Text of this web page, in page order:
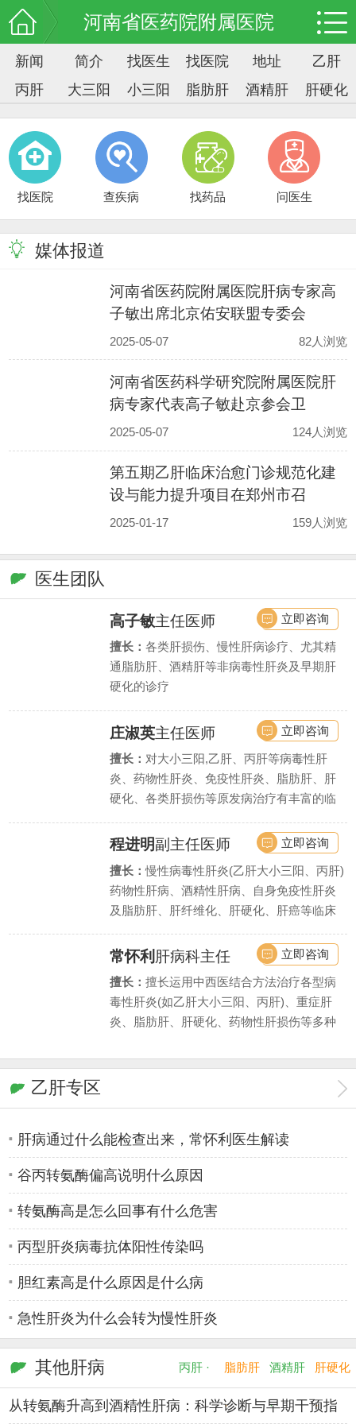
河南省医药院附属医院
新闻 简介 找医生 找医院 地址
乙肝
丙肝
大三阳 小三阳 脂肪肝 酒精肝 肝硬化
找医院 查疾病 找药品 问医生
媒体报道
河南省医药院附属医院肝病专家高
子敏出席北京佑安联盟专委会
2025-05-07 82人浏览
河南省医药科学研究院附属医院肝
病专家代表高子敏赴京参会卫
2025-05-07 124人浏览
第五期乙肝临床治愈门诊规范化建
设与能力提升项目在郑州市召
2025-01-17 159人浏览
医生团队
高子敏主任医师
擅长： 各类肝损伤、慢性肝病诊疗、尤其精
通脂肪肝、酒精肝等非病毒性肝炎及早期肝
硬化的诊疗
立即咨询
庄淑英主任医师
擅长： 对大小三阳,乙肝、丙肝等病毒性肝
炎、药物性肝炎、免疫性肝炎、脂肪肝、肝
硬化、各类肝损伤等原发病治疗有丰富的临
并发症.
立即咨询
程进明副主任医师
擅长：慢性病毒性肝炎(乙肝大小三阳、丙肝)
药物性肝病、酒精性肝病、自身免疫性肝炎
及脂肪肝、肝纤维化、肝硬化、肝癌等临床
立即咨询
常怀利 肝病科主任
擅长： 擅长运用中西医结合方法治疗各型病
毒性肝炎(如乙肝大小三阳、丙肝)、重症肝
炎、脂肪肝、肝硬化、药物性肝损伤等多种
化治疗.
立即咨询
乙肝专区
肝纤维化与肝硬化如何鉴别
脂肪肝指标有哪些?郑州哪些
肝病通过什么能检查出来，常怀利医生解读
谷丙转氨酶偏高说明什么原因
转氨酶高是怎么回事有什么危害
丙型肝炎病毒抗体阳性传染吗
胆红素高是什么原因是什么病
急性肝炎为什么会转为慢性肝炎
其他肝病 丙肝 · 脂肪肝
·
酒精肝
·
肝硬化
·
从转氨酶升高到酒精性肝病：科学诊断与早期干预指